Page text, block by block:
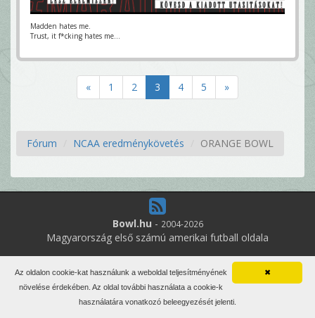
Madden hates me.
Trust, it f*cking hates me...
« 1 2 3 4 5 »
Fórum NCAA eredménykövetés ORANGE BOWL
Bowl.hu - 2004-2026
Magyarország első számú amerikai futball oldala
2
online felhasználó
Minden jog fenntartva. Írott anyagok újraközlése csak a szerző
engedélyével.
Impresszum
✖
Az oldalon cookie-kat használunk a weboldal teljesítményének
növelése érdekében. Az oldal további használata a cookie-k
használatára vonatkozó beleegyezését jelenti.